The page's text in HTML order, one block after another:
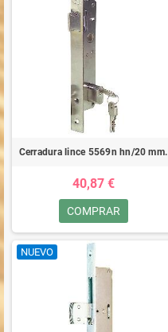
Cerradura lince 5569n hn/20 mm.
40,87 €
COMPRAR
NUEVO